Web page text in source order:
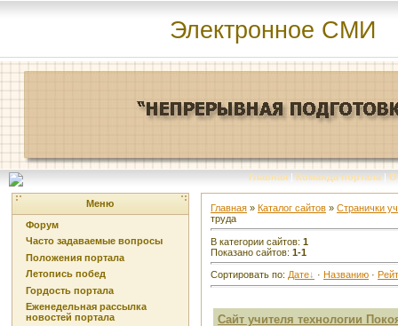
Электронное СМИ
Главная | Команда портала | О
Меню
Форум
Часто задаваемые вопросы
Положения портала
Летопись побед
Гордость портала
Еженедельная рассылка
новостей портала
Главная » Каталог сайтов » Странички
труда
В категории сайтов: 1
Показано сайтов: 1-1
Сортировать по: Дате · Названию ·
Сайт учителя технологии